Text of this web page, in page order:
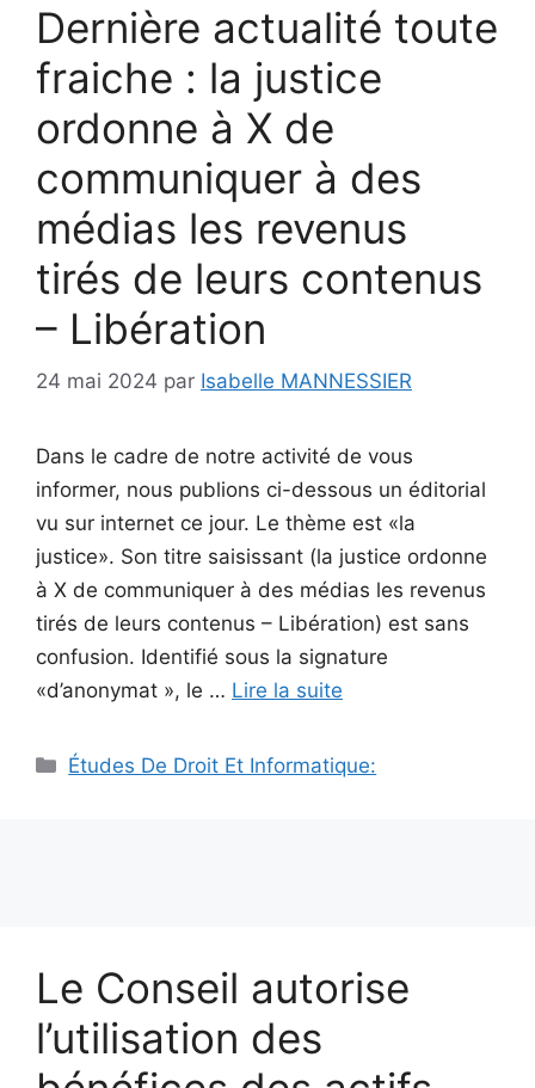
Dernière actualité toute
fraiche : la justice
ordonne à X de
communiquer à des
médias les revenus
tirés de leurs contenus
– Libération
24 mai 2024 par Isabelle MANNESSIER
Dans le cadre de notre activité de vous
informer, nous publions ci-dessous un éditorial
vu sur internet ce jour. Le thème est «la
justice». Son titre saisissant (la justice ordonne
à X de communiquer à des médias les revenus
tirés de leurs contenus – Libération) est sans
confusion. Identifié sous la signature
«d’anonymat », le … Lire la suite
Catégories
Études De Droit Et Informatique:
Le Conseil autorise
l’utilisation des